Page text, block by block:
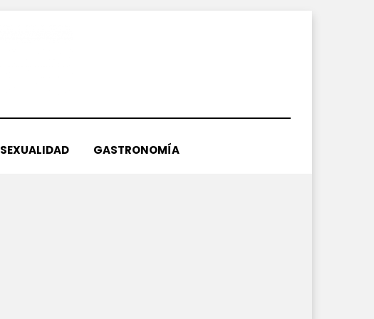
SEXUALIDAD GASTRONOMÍA